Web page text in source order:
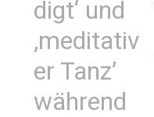
digt‘ und
‚meditativ
er Tanz’
während